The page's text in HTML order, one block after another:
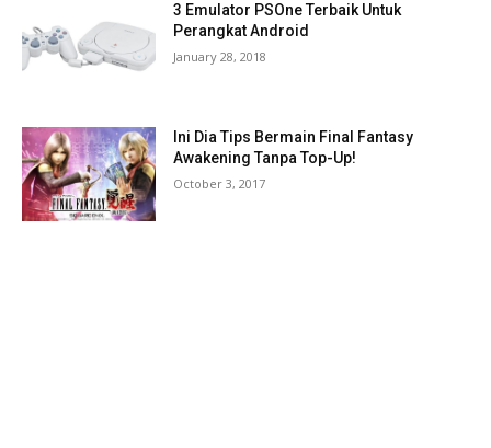
3 Emulator PSOne Terbaik Untuk
Perangkat Android
January 28, 2018
Ini Dia Tips Bermain Final Fantasy
Awakening Tanpa Top-Up!
October 3, 2017